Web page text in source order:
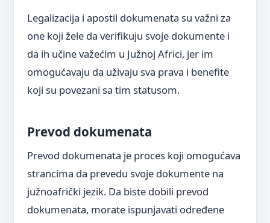
Legalizacija i apostil dokumenata su važni za
one koji žele da verifikuju svoje dokumente i
da ih učine važećim u Južnoj Africi, jer im
omogućavaju da uživaju sva prava i benefite
koji su povezani sa tim statusom.
Prevod dokumenata
Prevod dokumenata je proces koji omogućava
strancima da prevedu svoje dokumente na
južnoafrički jezik. Da biste dobili prevod
dokumenata, morate ispunjavati određene